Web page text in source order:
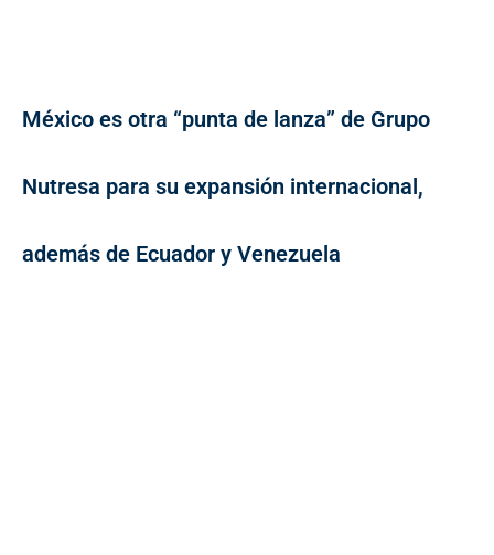
México es otra “punta de lanza” de Grupo
Nutresa para su expansión internacional,
además de Ecuador y Venezuela